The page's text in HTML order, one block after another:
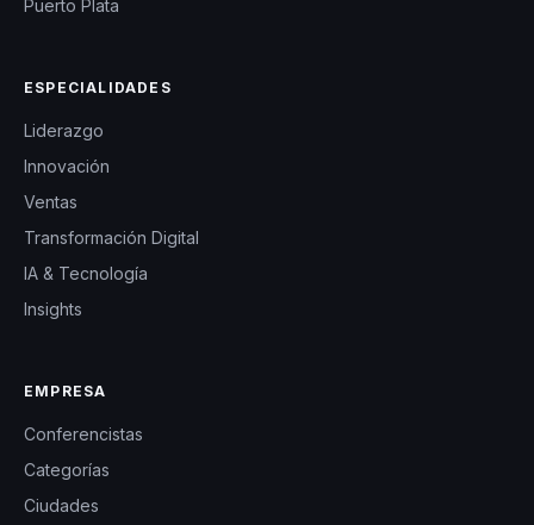
Puerto Plata
ESPECIALIDADES
Liderazgo
Innovación
Ventas
Transformación Digital
IA & Tecnología
Insights
EMPRESA
Conferencistas
Categorías
Ciudades